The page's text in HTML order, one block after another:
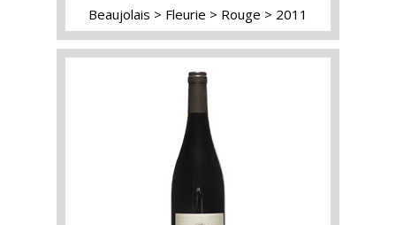
Beaujolais Fleurie Rouge 2011